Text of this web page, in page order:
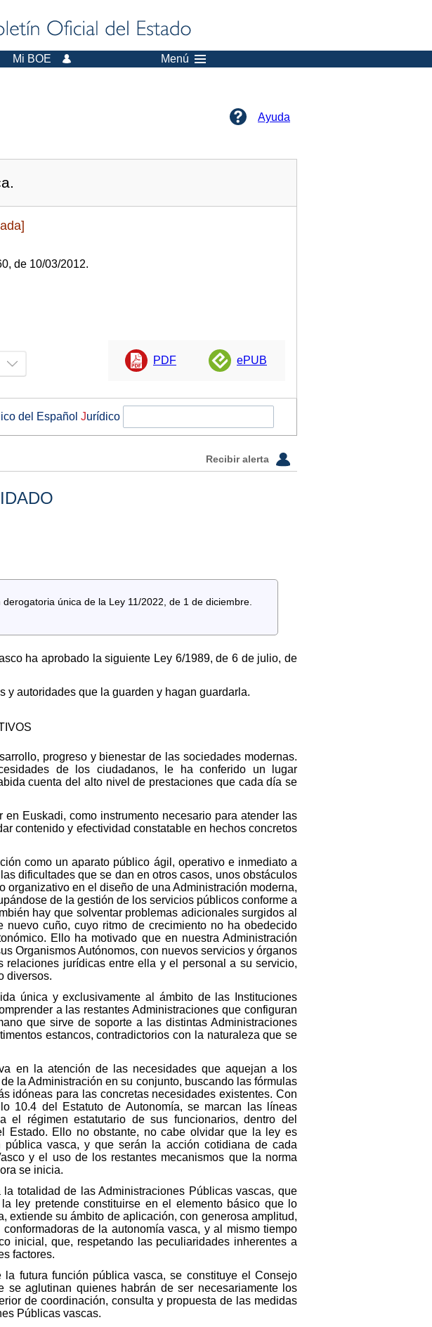
Mi BOE Menú
Ayuda
de 10/03/2012.
PDF ePUB
del Español Jurídico
Recibir alerta
única de la Ley 11/2022, de 1 de diciembre.
ha aprobado la siguiente Ley 6/1989, de 6 de julio, de
y autoridades que la guarden y hagan guardarla.
progreso y bienestar de las sociedades modernas.
de los ciudadanos, le ha conferido un lugar
cuenta del alto nivel de prestaciones que cada día se
Euskadi, como instrumento necesario para atender las
contenido y efectividad constatable en hechos concretos
como un aparato público ágil, operativo e inmediato a
dificultades que se dan en otros casos, unos obstáculos
en el diseño de una Administración moderna,
de la gestión de los servicios públicos conforme a
hay que solventar problemas adicionales surgidos al
cuño, cuyo ritmo de crecimiento no ha obedecido
Ello ha motivado que en nuestra Administración
Organismos Autónomos, con nuevos servicios y órganos
jurídicas entre ella y el personal a su servicio,
diversos.
única y exclusivamente al ámbito de las Instituciones
a las restantes Administraciones que configuran
que sirve de soporte a las distintas Administraciones
estancos, contradictorios con la naturaleza que se
en la atención de las necesidades que aquejan a los
la Administración en su conjunto, buscando las fórmulas
idóneas para las concretas necesidades existentes. Con
10.4 del Estatuto de Autonomía, se marcan las líneas
régimen estatutario de sus funcionarios, dentro del
Estado. Ello no obstante, no cabe olvidar que la ley es
vasca, y que serán la acción cotidiana de cada
y el uso de los restantes mecanismos que la norma
se inicia.
totalidad de las Administraciones Públicas vascas, que
ley pretende constituirse en el elemento básico que lo
extiende su ámbito de aplicación, con generosa amplitud,
de la autonomía vasca, y al mismo tiempo
inicial, que, respetando las peculiaridades inherentes a
factores.
futura función pública vasca, se constituye el Consejo
aglutinan quienes habrán de ser necesariamente los
de coordinación, consulta y propuesta de las medidas
Públicas vascas.